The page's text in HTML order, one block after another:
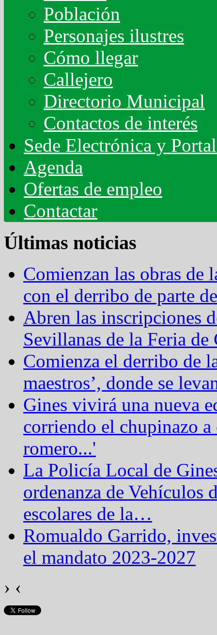
Población
Personajes ilustres
Cómo llegar
Callejero
Directorio Municipal
Contactos de interés
Sede Electrónica y
Agenda
Ofertas de empleo
Contactar
Últimas noticias
Comienzan las obras de
con el derribo de parte
Abren las inscripciones
Sevillanas de la Feria de
Comienza el derribo de
maestros’, donde se
Gines vivirá una nueva
corriendo el chupinazo a
romero...'
La Policía Local de
ordenanza de
escolares de la…
Romualdo Garrido,
el mandato 2023-2027
› ‹